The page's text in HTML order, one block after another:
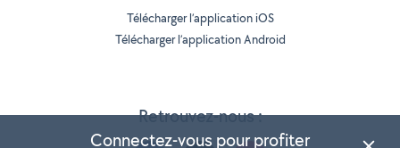
Retrouvez-nous :
Télécharger l’application iOS
Télécharger l’application Android
Connectez-vous pour profiter